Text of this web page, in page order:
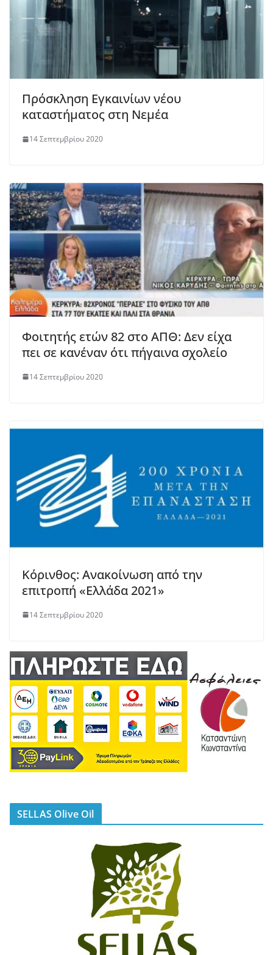
Πρόσκληση Εγκαινίων νέου
καταστήματος στη Νεμέα
14 Σεπτεμβρίου 2020
Φοιτητής ετών 82 στο ΑΠΘ: Δεν είχα
πει σε κανέναν ότι πήγαινα σχολείο
14 Σεπτεμβρίου 2020
Κόρινθος: Ανακοίνωση από την
επιτροπή «Ελλάδα 2021»
14 Σεπτεμβρίου 2020
SELLAS Olive Oil